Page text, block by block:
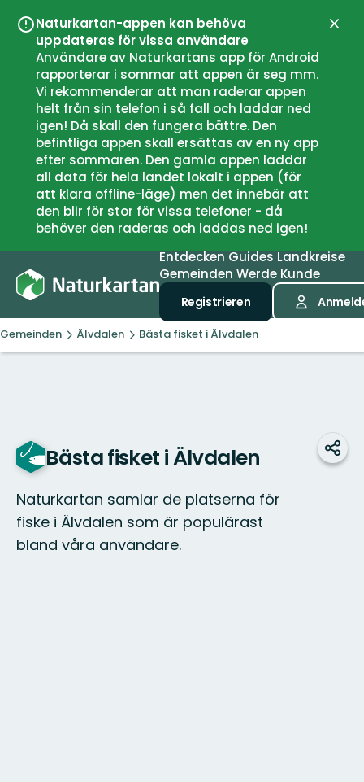
Naturkartan-appen kan behöva
uppdateras för vissa användare
Användare av Naturkartans app för Android
rapporterar i sommar att appen är seg mm.
Vi rekommenderar att man raderar appen
helt från sin telefon i så fall och laddar ned
igen! Då skall den fungera bättre. Den
befintliga appen skall ersättas av en ny app
efter sommaren. Den gamla appen laddar
all data för hela landet lokalt i appen (för
att klara offline-läge) men det innebär att
den blir för stor för vissa telefoner - då
behöver den raderas och laddas ned igen!
EntdeckenGuidesLandkreise
Gemeinden Werde Kunde
Registrieren
Gemeinden Älvdalen Bästa fisket i Älvdalen
Bästa fisket i Älvdalen
Naturkartan samlar de platserna för
fiske i Älvdalen som är populärast
bland våra användare.